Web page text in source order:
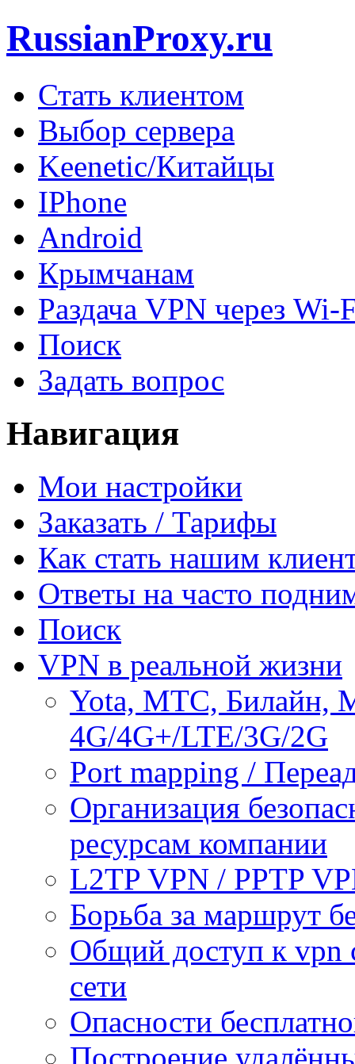
RussianProxy.ru
Стать клиентом
Выбор сервера
Keenetic/Китайцы
IPhone
Android
Крымчанам
Раздача VPN через Wi-
Поиск
Задать вопрос
Навигация
Мои настройки
Заказать / Тарифы
Как стать нашим
Ответы на часто
Поиск
VPN в реальной жизни
Yota, МТС, Билайн,
4G/4G+/LTE/3G/2G
Port mapping /
Организация
ресурсам компании
L2TP VPN / PPTP
Борьба за маршрут
Общий доступ к vpn
сети
Опасности
Построение